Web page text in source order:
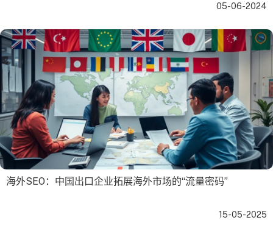
05-06-2024
海外SEO：中国出口企业拓展海外市场的“流量密码”
15-05-2025